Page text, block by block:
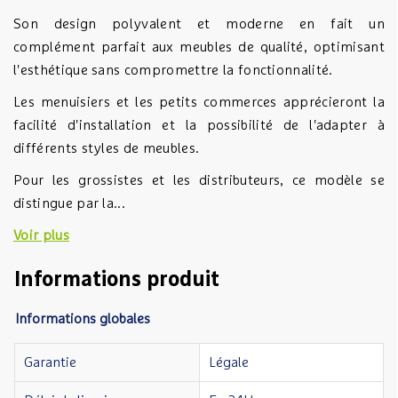
Son design polyvalent et moderne en fait un
complément parfait aux meubles de qualité, optimisant
l'esthétique sans compromettre la fonctionnalité.
Les menuisiers et les petits commerces apprécieront la
facilité d'installation et la possibilité de l'adapter à
différents styles de meubles.
Pour les grossistes et les distributeurs, ce modèle se
distingue par la...
Voir plus
Informations produit
Informations globales
Garantie Légale